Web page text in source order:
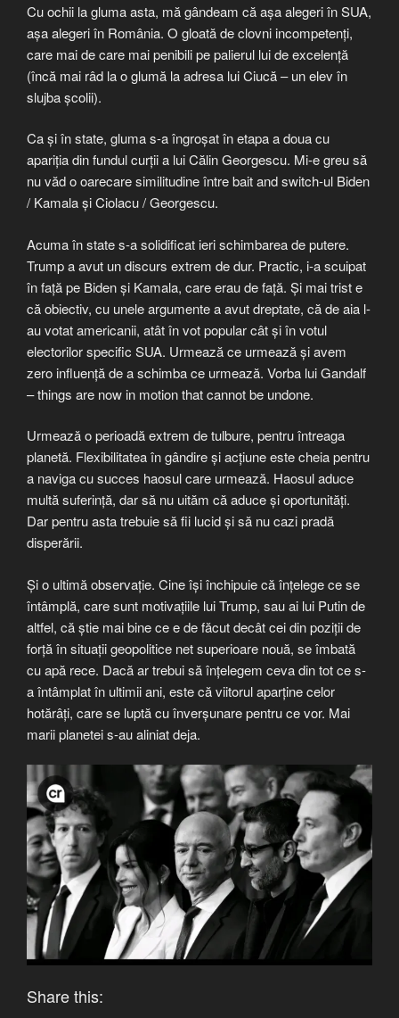
Cu ochii la gluma asta, mă gândeam că așa alegeri în SUA,
așa alegeri în România. O gloată de clovni incompetenți,
care mai de care mai penibili pe palierul lui de excelență
(încă mai râd la o glumă la adresa lui Ciucă – un elev în
slujba școlii).
Ca și în state, gluma s-a îngroșat în etapa a doua cu
apariția din fundul curții a lui Călin Georgescu. Mi-e greu să
nu văd o oarecare similitudine între bait and switch-ul Biden
/ Kamala și Ciolacu / Georgescu.
Acuma în state s-a solidificat ieri schimbarea de putere.
Trump a avut un discurs extrem de dur. Practic, i-a scuipat
în față pe Biden și Kamala, care erau de față. Și mai trist e
că obiectiv, cu unele argumente a avut dreptate, că de aia l-
au votat americanii, atât în vot popular cât și în votul
electorilor specific SUA. Urmează ce urmează și avem
zero influență de a schimba ce urmează. Vorba lui Gandalf
– things are now in motion that cannot be undone.
Urmează o perioadă extrem de tulbure, pentru întreaga
planetă. Flexibilitatea în gândire și acțiune este cheia pentru
a naviga cu succes haosul care urmează. Haosul aduce
multă suferință, dar să nu uităm că aduce și oportunități.
Dar pentru asta trebuie să fii lucid și să nu cazi pradă
disperării.
Și o ultimă observație. Cine își închipuie că înțelege ce se
întâmplă, care sunt motivațiile lui Trump, sau ai lui Putin de
altfel, că știe mai bine ce e de făcut decât cei din poziții de
forță în situații geopolitice net superioare nouă, se îmbată
cu apă rece. Dacă ar trebui să înțelegem ceva din tot ce s-
a întâmplat în ultimii ani, este că viitorul aparține celor
hotărâți, care se luptă cu înverșunare pentru ce vor. Mai
marii planetei s-au aliniat deja.
Share this: